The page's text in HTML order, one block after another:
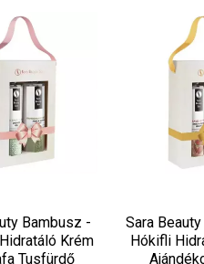
Bambusz -
Krém
Tusfürdő
Sara
Hókifli